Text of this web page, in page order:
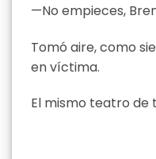
—No empieces,
Tomó aire, como
en víctima.
El mismo teatro de